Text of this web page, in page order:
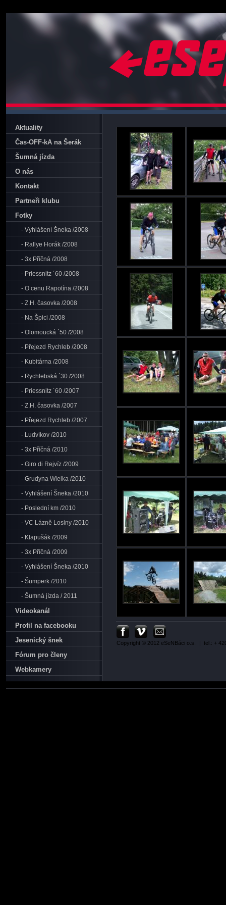
Copyright © 2012 eSeNBáci o.s. | tel.: +
Aktuality
Čas-OFF-kA na Šerák
Šumná jízda
O nás
Kontakt
Partneři klubu
Fotky
- Vyhlášení Šneka /2008
- Rallye Horák /2008
- 3x Příčná /2008
- Priessnitz ´60 /2008
- O cenu Rapotína /2008
- Z.H. časovka /2008
- Na Špici /2008
- Olomoucká ´50 /2008
- Přejezd Rychleb /2008
- Kubitárna /2008
- Rychlebská ´30 /2008
- Priessnitz ´60 /2007
- Z.H. časovka /2007
- Přejezd Rychleb /2007
- Ludvíkov /2010
- 3x Příčná /2010
- Giro di Rejvíz /2009
- Grudyna Wielka /2010
- Vyhlášení Šneka /2010
- Poslední km /2010
- VC Lázně Losiny /2010
- Klapušák /2009
- 3x Příčná /2009
- Vyhlášení Šneka /2010
- Šumperk /2010
- Šumná jízda / 2011
Videokanál
Profil na facebooku
Jesenický šnek
Fórum pro členy
Webkamery